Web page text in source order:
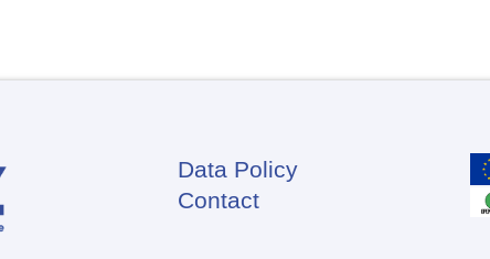
Footer
Data Policy
Contact